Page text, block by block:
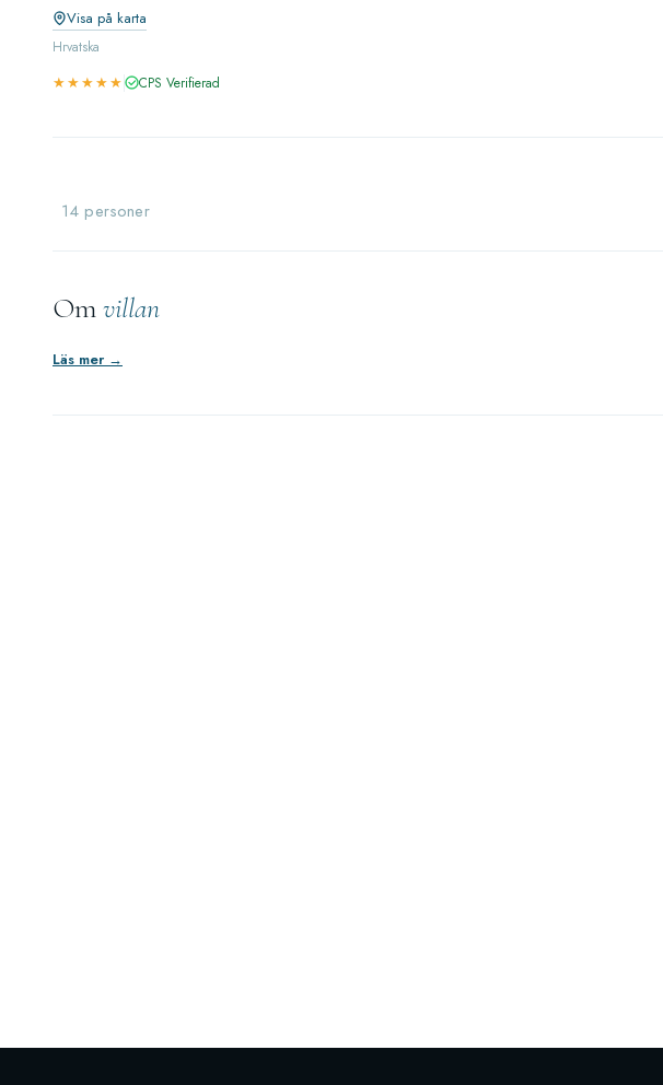
Visa på karta
Hrvatska
★★★★★ CPS Verifierad
14 personer
Omvillan
Läs mer →